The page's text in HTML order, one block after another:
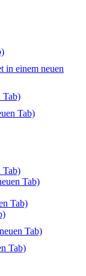
in einem neuen
Tab)
Tab)
Tab)
Tab)
Tab)
Tab)
Tab)